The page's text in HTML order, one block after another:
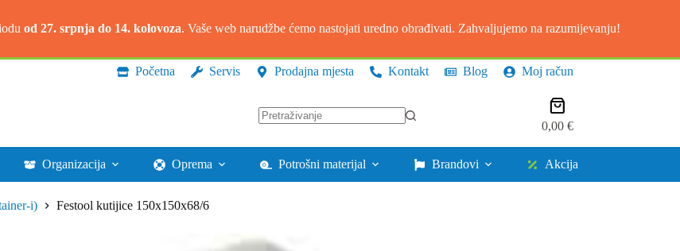
od 27. srpnja do 14. kolovoza. Vaše web narudžbe ćemo nastojati uredno obrađivati. Zahvaljujemo na razumijevanju!
Početna Servis Prodajna mjesta Kontakt Blog Moj račun
rezultata.
Košarica
0,00 €
Organizacija Oprema Potrošni materijal Brandovi Akcija
i) Festool kutijice 150x150x68/6